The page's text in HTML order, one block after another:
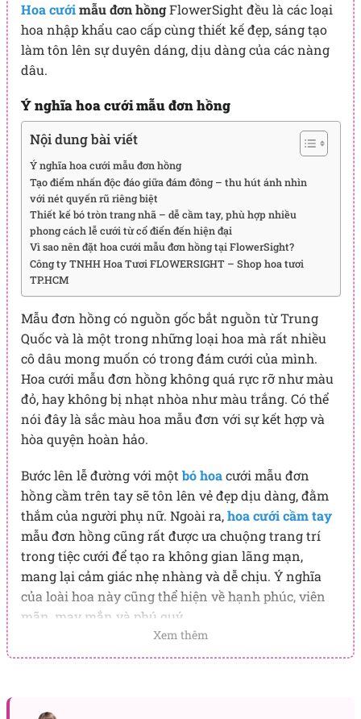
Hoa cướimẫu đơn hồngFlowerSight đều là các loại
hoa nhập khẩu cao cấp cùng thiết kế đẹp, sáng tạo
làm tôn lên sự duyên dáng, dịu dàng của các nàng
dâu.
Ý nghĩa hoa cưới mẫu đơn hồng
Nội dung bài viết
Ý nghĩa hoa cưới mẫu đơn hồng
Tạo điểm nhấn độc đáo giữa đám đông – thu hút ánh nhìn
với nét quyến rũ riêng biệt
Thiết kế bó tròn trang nhã – dễ cầm tay, phù hợp nhiều
phong cách lễ cưới từ cổ điển đến hiện đại
Vì sao nên đặt hoa cưới mẫu đơn hồng tại FlowerSight?
Công ty TNHH Hoa Tươi FLOWERSIGHT – Shop hoa tươi
TP.HCM
Mẫu đơn hồng có nguồn gốc bắt nguồn từ Trung
Quốc và là một trong những loại hoa mà rất nhiều
cô dâu mong muốn có trong đám cưới của mình.
Hoa cưới mẫu đơn hồng không quá rực rỡ như màu
đỏ, hay không bị nhạt nhòa như màu trắng. Có thể
nói đây là sắc màu hoa mẫu đơn với sự kết hợp và
hòa quyện hoàn hảo.
Bước lên lễ đường với mộtbó hoacưới mẫu đơn
hồng cầm trên tay sẽ tôn lên vẻ đẹp dịu dàng, đằm
thắm của người phụ nữ. Ngoài ra,hoa cưới cầm tay
mẫu đơn hồng cũng rất được ưa chuộng trang trí
trong tiệc cưới để tạo ra không gian lãng mạn,
mang lại cảm giác nhẹ nhàng và dễ chịu. Ý nghĩa
của loài hoa này cũng thể hiện về hạnh phúc, viên
mãn, may mắn và phú quý.
Xem thêm